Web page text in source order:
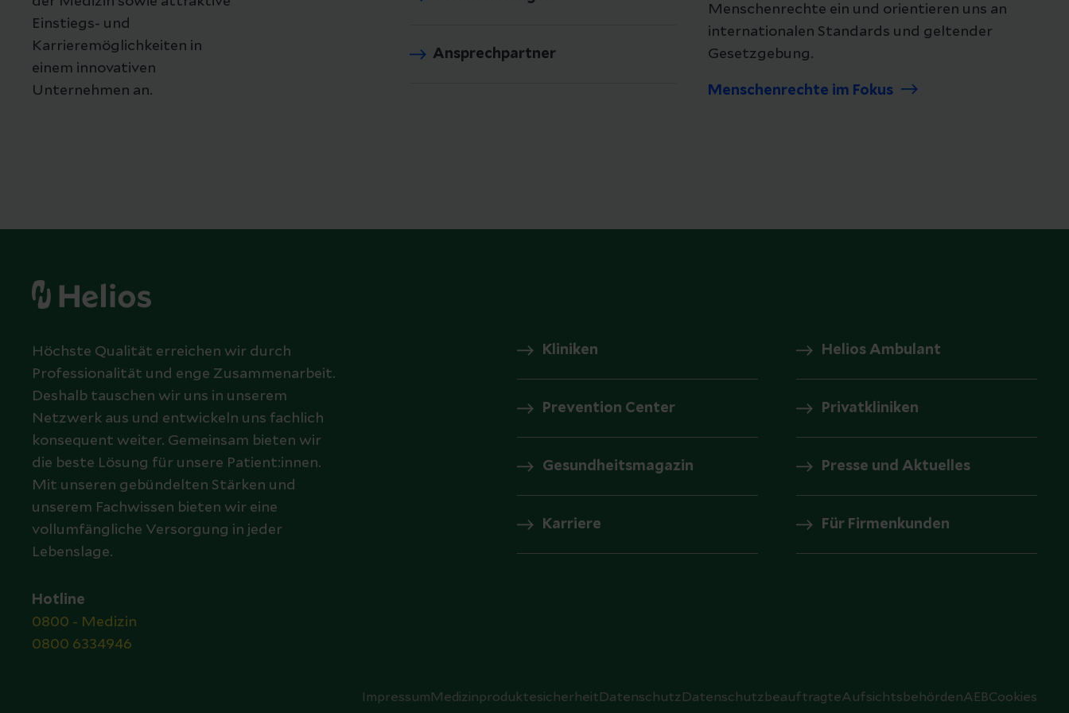
Einstiegs- und
Karrieremöglichkeiten in
einem innovativen
Unternehmen an.
Ansprechpartner
Menschenrechte ein und orientieren uns an
internationalen Standards und geltender
Gesetzgebung.
Menschenrechte im Fokus
Höchste Qualität erreichen wir durch
Professionalität und enge Zusammenarbeit.
Deshalb tauschen wir uns in unserem
Netzwerk aus und entwickeln uns fachlich
konsequent weiter. Gemeinsam bieten wir
die beste Lösung für unsere Patient:innen.
Mit unseren gebündelten Stärken und
unserem Fachwissen bieten wir eine
vollumfängliche Versorgung in jeder
Lebenslage.
Hotline
0800 - Medizin
0800 6334946
Kliniken Helios Ambulant
Prevention Center Privatkliniken
Gesundheitsmagazin Presse und Aktuelles
Karriere Für Firmenkunden
Impressum Medizinproduktesicherheit Datenschutz DatenschutzbeauftragteAufsichtsbehördenAEBCookies